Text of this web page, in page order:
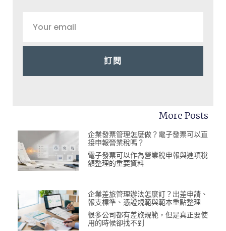
訂閱
More Posts
企業發票管理怎麼做？電子發票可以直
接申報營業稅嗎？
電子發票可以作為營業稅申報與進項稅
額整理的重要資料
企業差旅管理辦法怎麼訂？出差申請、
報支標準、憑證規範與範本重點整理
很多公司都有差旅規範，但是真正要使
用的時候卻找不到